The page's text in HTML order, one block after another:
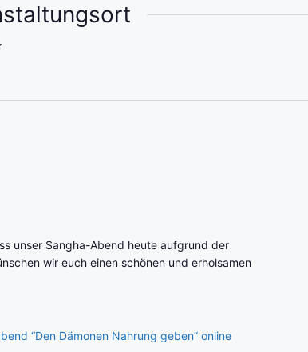
unser Sangha-Abend heute aufgrund der
wir euch einen schönen und erholsamen
“Den Dämonen Nahrung geben” online